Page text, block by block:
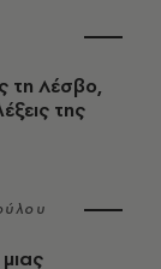
τη Λέσβο,
της